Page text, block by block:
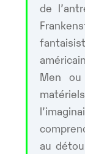
de
Men
au